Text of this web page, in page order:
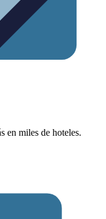
en miles de hoteles.